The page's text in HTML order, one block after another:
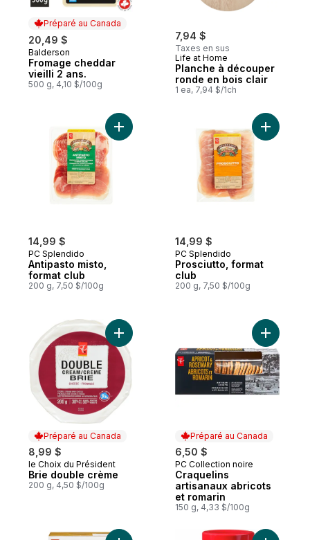
Préparé au Canada
20,49 $
Préparé au Canada
Balderson
Fromage cheddar
vieilli 2 ans.
500 g, 4,10 $/100g
7,94 $
Taxes en sus
Life at Home
Planche à découper
ronde en bois clair
1 ea, 7,94 $/1ch
14,99 $
PC Splendido
Antipasto misto,
format club
200 g, 7,50 $/100g
14,99 $
PC Splendido
Prosciutto, format
club
200 g, 7,50 $/100g
Ajouter
Préparé au Canada
8,99 $
Préparé au Canada
le Choix du Président
Brie double crème
200 g, 4,50 $/100g
Ajouter Brie double crème au panier
Préparé au Canada
6,50 $
Préparé au Canada
PC Collection noire
Craquelins
artisanaux abricots
et romarin
150 g, 4,33 $/100g
Ajouter